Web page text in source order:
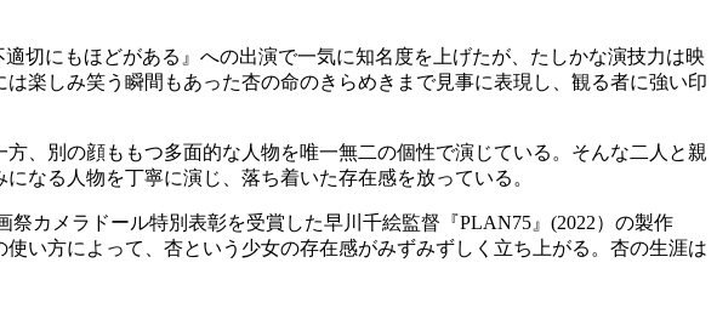
切にもほどがある』への出演で一気に知名度を上げたが、たしかな演技力は映
楽しみ笑う瞬間もあった杏の命のきらめきまで見事に表現し、観る者に強い印
、別の顔ももつ多面的な人物を唯一無二の個性で演じている。そんな二人と親
なる人物を丁寧に演じ、落ち着いた存在感を放っている。
カメラドール特別表彰を受賞した早川千絵監督『PLAN75』(2022）の製作
い方によって、杏という少女の存在感がみずみずしく立ち上がる。杏の生涯は